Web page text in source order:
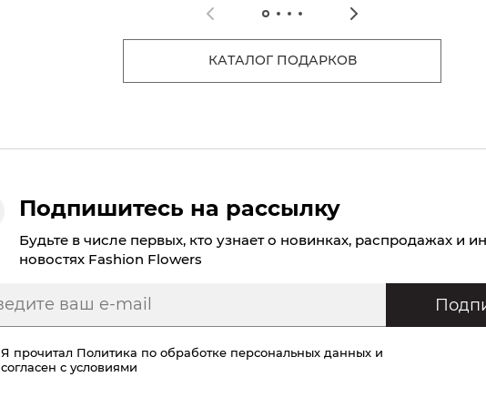
КАТАЛОГ ПОДАРКОВ
Подпишитесь на рассылку
Будьте в числе первых, кто узнает о новинках, распродажах и
новостях Fashion Flowers
Я прочитал Политика по обработке персональных данных и
согласен с условиями